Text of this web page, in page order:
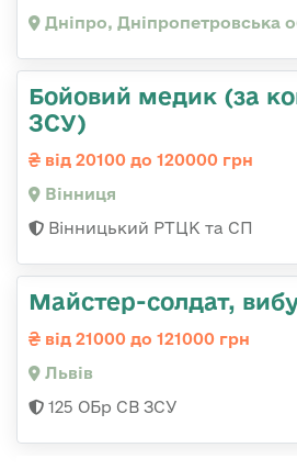
Дніпро, Дніпропетровська
Бойовий медик (за
ЗСУ)
від 20100 до 120000 грн
Вінниця
Вінницький РТЦК та СП
Майстер-солдат,
від 21000 до 121000 грн
Львів
125 ОБр СВ ЗСУ